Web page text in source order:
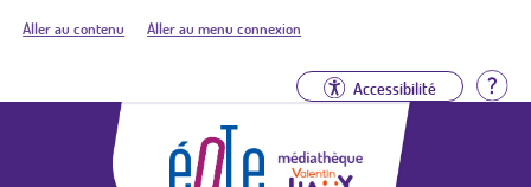
Aller au contenu Aller au menu connexion
Accessibilité